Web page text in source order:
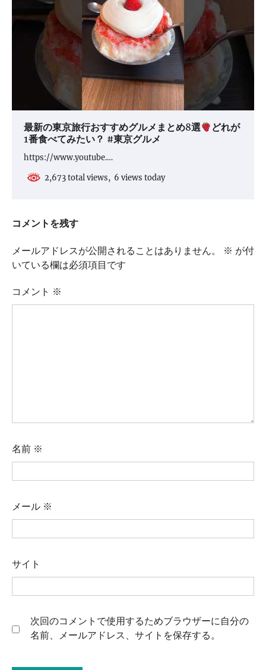
最新の東京旅行おすすめグルメまとめ8選 どれが
1番食べてみたい？ #東京グルメ
https://www.youtube.…
2,673 total views, 6 views today
コメントを残す
メールアドレスが公開されることはありません。 ※ が付
いている欄は必須項目です
コメント ※
名前 ※
メール ※
サイト
次回のコメントで使用するためブラウザーに自分の
名前、メールアドレス、サイトを保存する。